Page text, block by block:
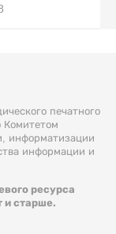
печатного
Комитетом
информатизации
информации и
ресурса
и старше.